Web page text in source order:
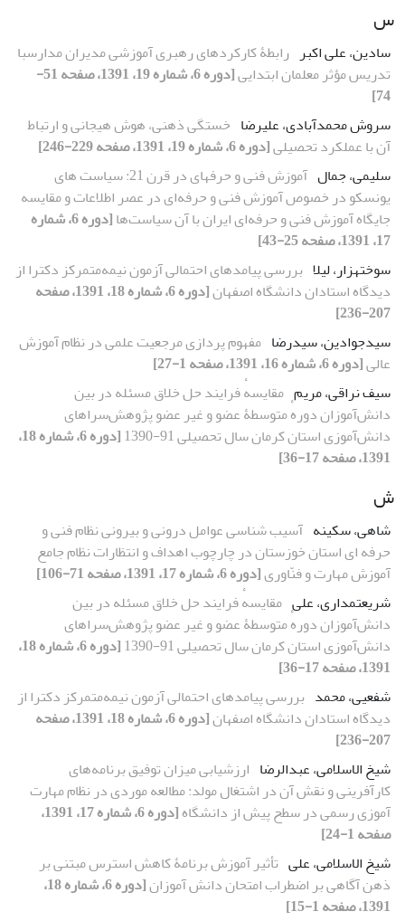
س
سادین، علی اکبر رابطۀ کارکردهای رهبری آموزشی مدیران مدارسبا
تدریس مؤثر معلمان ابتدایی
[دوره 6، شماره 19، 1391، صفحه 51-
74]
سروش محمدآبادی، علیرضا خستگی ذهنی، هوش هیجانی و ارتباط
آن با عملکرد تحصیلی[دوره 6، شماره 19، 1391، صفحه 229-246]
سلیمی، جمال
آموزش فنی و حرفه‏ای در قرن 21: سیاست‏ های
یونسکو در خصوص آموزش فنی و حرفه‌ای در عصر اطلاعات و مقایسه
جایگاه آموزش فنی و حرفه‌ای ایران با آن سیا‌ست‌ها
[دوره 6، شماره
17، 1391، صفحه 25-43]
سوختهزار، لیلا بررسی پیامدهای احتمالی آزمون نیمه‌متمرکز دکترا از
دیدگاه استادان دانشگاه اصفهان
[دوره 6، شماره 18، 1391، صفحه
207-236]
سیدجوادین، سیدرضا مفهوم پردازی مرجعیت علمی در نظام آموزش
عالی[دوره 6، شماره 16، 1391، صفحه 1-27]
سیف نراقی، مریم مقایسهٔ فرایند حل خلاق مسئله در بین
دانش‌آموزان دورهٔ متوسطۀ عضو و غیر عضو پژوهش‌سراهای
دانش‌آموزی استان کرمان سال تحصیلی 91-1390
[دوره 6، شماره 18،
1391، صفحه 17-36]
ش
شاهی، سکینه آسیب‏ شناسی عوامل درونی و بیرونی نظام فنی و
حرفه‏ ای استان خوزستان در چارچوب اهداف و انتظارات نظام جامع
آموزش مهارت و فنّاوری[دوره 6، شماره 17، 1391، صفحه 71-106]
شریعتمداری، علی مقایسهٔ فرایند حل خلاق مسئله در بین
دانش‌آموزان دورهٔ متوسطۀ عضو و غیر عضو پژوهش‌سراهای
دانش‌آموزی استان کرمان سال تحصیلی 91-1390
[دوره 6، شماره 18،
1391، صفحه 17-36]
شفعیی، محمد بررسی پیامدهای احتمالی آزمون نیمه‌متمرکز دکترا از
دیدگاه استادان دانشگاه اصفهان
[دوره 6، شماره 18، 1391، صفحه
207-236]
شیخ الاسلامی، عبدالرضا ارزشیابی میزان توفیق برنامه‌های
کارآفرینی و نقش آن در اشتغال مولد: مطالعه موردی در نظام مهارت
آموزی رسمی در سطح پیش از دانشگاه
[دوره 6، شماره 17، 1391،
صفحه 1-24]
شیخ الاسلامی، علی تأثیر آموزش برنامۀ کاهش استرس مبتنی بر
ذهن آگاهی بر اضطراب امتحان دانش آموزان
[دوره 6، شماره 18،
1391، صفحه 1-15]